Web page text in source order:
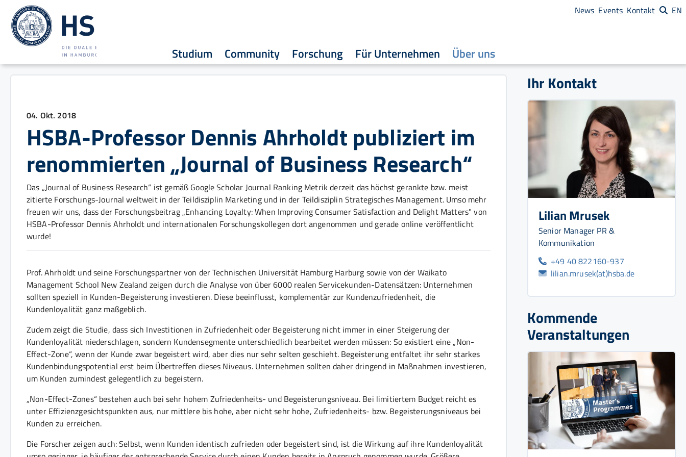
Studium Community Forschung Für Unternehmen Über uns
News Events Kontakt EN
04. Okt. 2018
HSBA-Professor Dennis Ahrholdt publiziert im
renommierten „Journal of Business Research“
Das „Journal of Business Research“ ist gemäß Google Scholar Journal Ranking Metrik derzeit das höchst gerankte bzw. meist
zitierte Forschungs-Journal weltweit in der Teildisziplin Marketing und in der Teildisziplin Strategisches Management. Umso mehr
freuen wir uns, dass der Forschungsbeitrag „Enhancing Loyalty: When Improving Consumer Satisfaction and Delight Matters" von
HSBA-Professor Dennis Ahrholdt und internationalen Forschungskollegen dort angenommen und gerade online veröffentlicht
wurde!
Prof. Ahrholdt und seine Forschungspartner von der Technischen Universität Hamburg Harburg sowie von der Waikato
Management School New Zealand zeigen durch die Analyse von über 6000 realen Servicekunden-Datensätzen: Unternehmen
sollten speziell in Kunden-Begeisterung investieren. Diese beeinflusst, komplementär zur Kundenzufriedenheit, die
Kundenloyalität ganz maßgeblich.
Zudem zeigt die Studie, dass sich Investitionen in Zufriedenheit oder Begeisterung nicht immer in einer Steigerung der
Kundenloyalität niederschlagen, sondern Kundensegmente unterschiedlich bearbeitet werden müssen: So existiert eine „Non-
Effect-Zone“, wenn der Kunde zwar begeistert wird, aber dies nur sehr selten geschieht. Begeisterung entfaltet ihr sehr starkes
Kundenbindungspotential erst beim Übertreffen dieses Niveaus. Unternehmen sollten daher dringend in Maßnahmen investieren,
um Kunden zumindest gelegentlich zu begeistern.
„Non-Effect-Zones“ bestehen auch bei sehr hohem Zufriedenheits- und Begeisterungsniveau. Bei limitiertem Budget reicht es
unter Effizienzgesichtspunkten aus, nur mittlere bis hohe, aber nicht sehr hohe, Zufriedenheits- bzw. Begeisterungsniveaus bei
Kunden zu erreichen.
Die Forscher zeigen auch: Selbst, wenn Kunden identisch zufrieden oder begeistert sind, ist die Wirkung auf ihre Kundenloyalität
Ihr Kontakt
Lilian Mrusek
Senior Manager PR &
Kommunikation
+49 40 822160-937
lilian.mrusek(at)hsba.de
Kommende
Veranstaltungen